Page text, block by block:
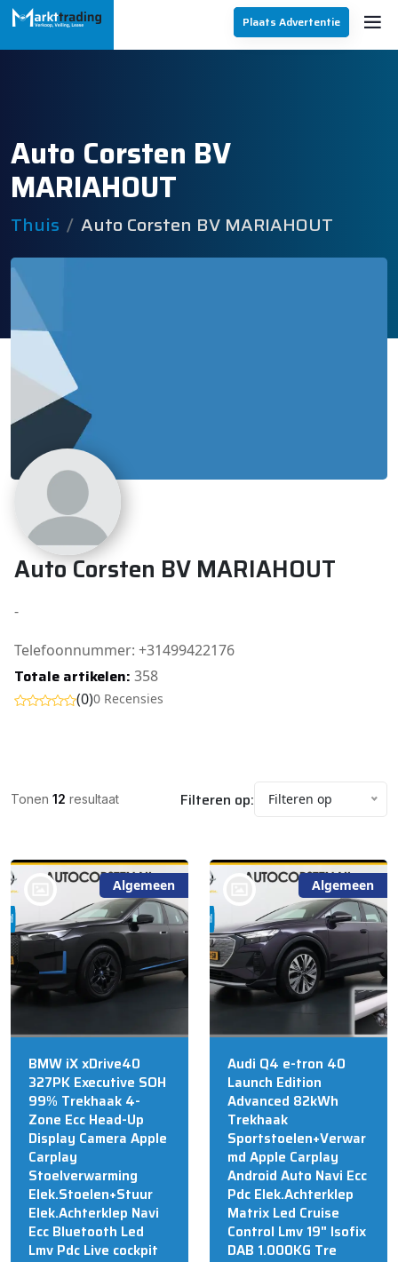
Plaats Advertentie
Auto Corsten BV
MARIAHOUT
Thuis Auto Corsten BV MARIAHOUT
Auto Corsten BV MARIAHOUT
-
Telefoonnummer: +31499422176
Totale artikelen: 358
(0)0 Recensies
Tonen 12 resultaat Filteren op: Filteren op
Algemeen
bij @Auto Corsten BV
BMW iX xDrive40
327PK Executive SOH
99% Trekhaak 4-
Zone Ecc Head-Up
Display Camera Apple
Carplay
Stoelverwarming
Elek.Stoelen+Stuur
Elek.Achterklep Navi
Ecc Bluetooth Led
Lmv Pdc Live cockpit
Algemeen
bij @Auto Corsten BV
Audi Q4 e-tron 40
Launch Edition
Advanced 82kWh
Trekhaak
Sportstoelen+Verwar
md Apple Carplay
Android Auto Navi Ecc
Pdc Elek.Achterklep
Matrix Led Cruise
Control Lmv 19" Isofix
DAB 1.000KG Tre